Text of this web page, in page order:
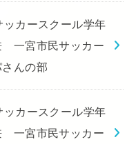
カースクール学年
一宮市民サッカー
んの部
カースクール学年
一宮市民サッカー